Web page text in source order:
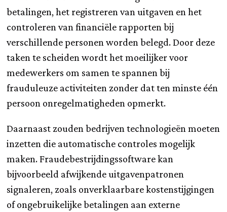
betalingen, het registreren van uitgaven en het
controleren van financiële rapporten bij
verschillende personen worden belegd. Door deze
taken te scheiden wordt het moeilijker voor
medewerkers om samen te spannen bij
frauduleuze activiteiten zonder dat ten minste één
persoon onregelmatigheden opmerkt.
Daarnaast zouden bedrijven technologieën moeten
inzetten die automatische controles mogelijk
maken. Fraudebestrijdingssoftware kan
bijvoorbeeld afwijkende uitgavenpatronen
signaleren, zoals onverklaarbare kostenstijgingen
of ongebruikelijke betalingen aan externe